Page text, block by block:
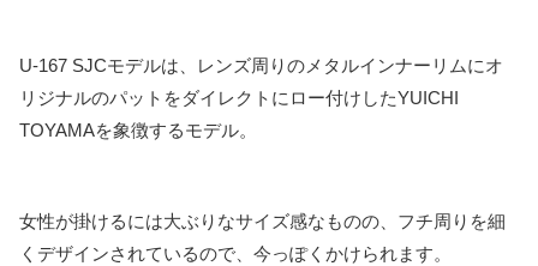
U-167 SJCモデルは、レンズ周りのメタルインナーリムにオ
リジナルのパットをダイレクトにロー付けしたYUICHI
TOYAMAを象徴するモデル。
女性が掛けるには大ぶりなサイズ感なものの、フチ周りを細
くデザインされているので、今っぽくかけられます。